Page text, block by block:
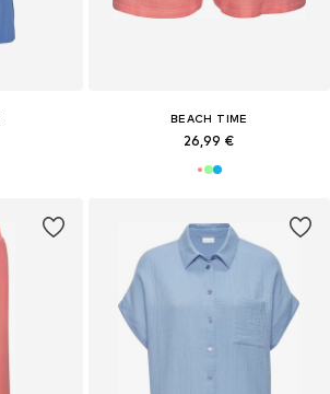
BEACH TIME
26,99 €